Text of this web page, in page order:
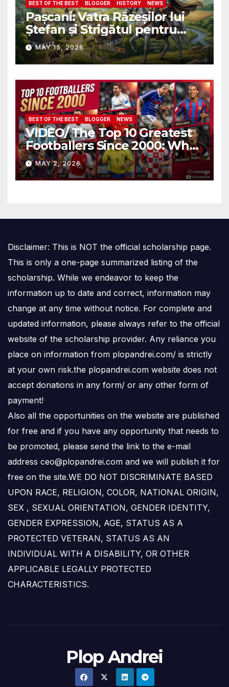
BEST OF THE BEST BLOGGER HISTORY NEWS
Pașcani: Vatra Răzeșilor lui
Ștefan și Strigătul pentru
Demnitate în Fața
Amalgamării
MAY 15, 2026
BEST OF THE BEST BLOGGER NEWS
VIDEO/ The Top 10 Greatest
Footballers Since 2000: Who
Is Number One
MAY 2, 2026
Disclaimer: This is NOT the official scholarship page.
This is only a one-page summarized listing of the
scholarship. While we endeavor to keep the
information up to date and correct, information may
change at any time without notice. For complete and
updated information, please always refer to the official
website of the scholarship provider. Any reliance you
place on information from plopandrei.com/ is strictly
at your own risk.the plopandrei.com website does not
accept donations in any form/ or any other form of
payment!
Also all the opportunities on the website are published
for free and if you have any opportunity that needs to
be promoted, please send the link to the e-mail
address ceo@plopandrei.com and we will publish it for
free on the site.WE DO NOT DISCRIMINATE BASED
UPON RACE, RELIGION, COLOR, NATIONAL ORIGIN,
SEX , SEXUAL ORIENTATION, GENDER IDENTITY,
GENDER EXPRESSION, AGE, STATUS AS A
PROTECTED VETERAN, STATUS AS AN
INDIVIDUAL WITH A DISABILITY, OR OTHER
APPLICABLE LEGALLY PROTECTED
CHARACTERISTICS.
Plop Andrei